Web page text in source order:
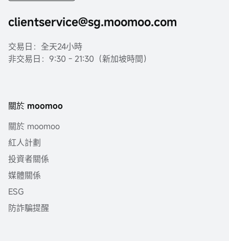
clientservice@sg.moomoo.com
交易日：全天24小時
非交易日：9:30 - 21:30（新加坡時間）
關於 moomoo
關於 moomoo
紅人計劃
投資者關係
媒體關係
ESG
防詐騙提醒